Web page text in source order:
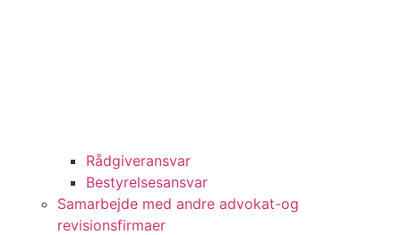
Rådgiveransvar
Bestyrelsesansvar
Samarbejde med andre advokat-og
revisionsfirmaer